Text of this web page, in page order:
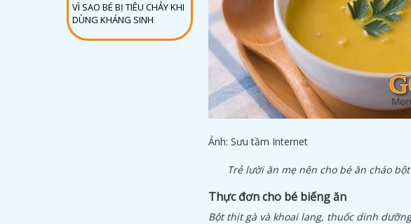
VÌ SAO BÉ BỊ TIÊU CHẢY KHI
DÙNG KHÁNG SINH
Ảnh: Sưu tầm Internet
Trẻ lười ăn mẹ nên cho bé ăn cháo
Thực đơn cho bé biếng ăn
Bột thịt gà và khoai lang, thuốc dinh